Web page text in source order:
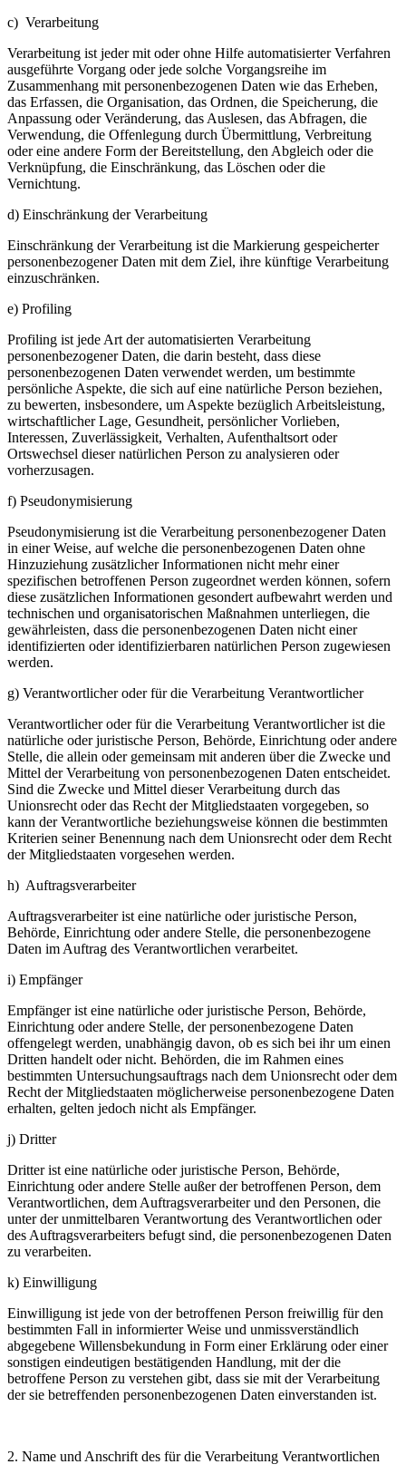
c) Verarbeitung
Verarbeitung ist jeder mit oder ohne Hilfe automatisierter Verfahren
ausgeführte Vorgang oder jede solche Vorgangsreihe im
Zusammenhang mit personenbezogenen Daten wie das Erheben,
das Erfassen, die Organisation, das Ordnen, die Speicherung, die
Anpassung oder Veränderung, das Auslesen, das Abfragen, die
Verwendung, die Offenlegung durch Übermittlung, Verbreitung
oder eine andere Form der Bereitstellung, den Abgleich oder die
Verknüpfung, die Einschränkung, das Löschen oder die
Vernichtung.
d) Einschränkung der Verarbeitung
Einschränkung der Verarbeitung ist die Markierung gespeicherter
personenbezogener Daten mit dem Ziel, ihre künftige Verarbeitung
einzuschränken.
e) Profiling
Profiling ist jede Art der automatisierten Verarbeitung
personenbezogener Daten, die darin besteht, dass diese
personenbezogenen Daten verwendet werden, um bestimmte
persönliche Aspekte, die sich auf eine natürliche Person beziehen,
zu bewerten, insbesondere, um Aspekte bezüglich Arbeitsleistung,
wirtschaftlicher Lage, Gesundheit, persönlicher Vorlieben,
Interessen, Zuverlässigkeit, Verhalten, Aufenthaltsort oder
Ortswechsel dieser natürlichen Person zu analysieren oder
vorherzusagen.
f) Pseudonymisierung
Pseudonymisierung ist die Verarbeitung personenbezogener Daten
in einer Weise, auf welche die personenbezogenen Daten ohne
Hinzuziehung zusätzlicher Informationen nicht mehr einer
spezifischen betroffenen Person zugeordnet werden können, sofern
diese zusätzlichen Informationen gesondert aufbewahrt werden und
technischen und organisatorischen Maßnahmen unterliegen, die
gewährleisten, dass die personenbezogenen Daten nicht einer
identifizierten oder identifizierbaren natürlichen Person zugewiesen
werden.
g) Verantwortlicher oder für die Verarbeitung Verantwortlicher
Verantwortlicher oder für die Verarbeitung Verantwortlicher ist die
natürliche oder juristische Person, Behörde, Einrichtung oder andere
Stelle, die allein oder gemeinsam mit anderen über die Zwecke und
Mittel der Verarbeitung von personenbezogenen Daten entscheidet.
Sind die Zwecke und Mittel dieser Verarbeitung durch das
Unionsrecht oder das Recht der Mitgliedstaaten vorgegeben, so
kann der Verantwortliche beziehungsweise können die bestimmten
Kriterien seiner Benennung nach dem Unionsrecht oder dem Recht
der Mitgliedstaaten vorgesehen werden.
h) Auftragsverarbeiter
Auftragsverarbeiter ist eine natürliche oder juristische Person,
Behörde, Einrichtung oder andere Stelle, die personenbezogene
Daten im Auftrag des Verantwortlichen verarbeitet.
i) Empfänger
Empfänger ist eine natürliche oder juristische Person, Behörde,
Einrichtung oder andere Stelle, der personenbezogene Daten
offengelegt werden, unabhängig davon, ob es sich bei ihr um einen
Dritten handelt oder nicht. Behörden, die im Rahmen eines
bestimmten Untersuchungsauftrags nach dem Unionsrecht oder dem
Recht der Mitgliedstaaten möglicherweise personenbezogene Daten
erhalten, gelten jedoch nicht als Empfänger.
j) Dritter
Dritter ist eine natürliche oder juristische Person, Behörde,
Einrichtung oder andere Stelle außer der betroffenen Person, dem
Verantwortlichen, dem Auftragsverarbeiter und den Personen, die
unter der unmittelbaren Verantwortung des Verantwortlichen oder
des Auftragsverarbeiters befugt sind, die personenbezogenen Daten
zu verarbeiten.
k) Einwilligung
Einwilligung ist jede von der betroffenen Person freiwillig für den
bestimmten Fall in informierter Weise und unmissverständlich
abgegebene Willensbekundung in Form einer Erklärung oder einer
sonstigen eindeutigen bestätigenden Handlung, mit der die
betroffene Person zu verstehen gibt, dass sie mit der Verarbeitung
der sie betreffenden personenbezogenen Daten einverstanden ist.
2. Name und Anschrift des für die Verarbeitung Verantwortlichen